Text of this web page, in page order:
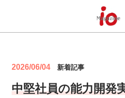
2026/06/04 新着記事
中堅社員の能力開発